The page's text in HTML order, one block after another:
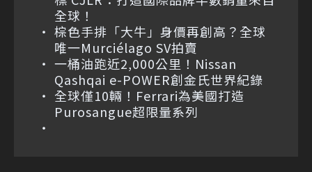
全球！
棕色手排「大牛」身價再創高？全球
唯一Murciélago SV拍賣
一桶油跑近2,000公里！Nissan
Qashqai e-POWER創金氏世界紀錄
全球僅10輛！Ferrari為美國打造
Purosangue超限量系列